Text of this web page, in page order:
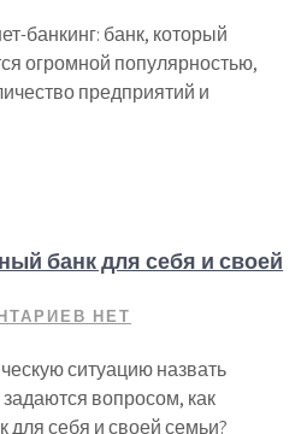
банкинг: банк, который
огромной популярностью,
предприятий и
банк для себя и своей
НЕТ
ситуацию назвать
вопросом, как
себя и своей семьи?